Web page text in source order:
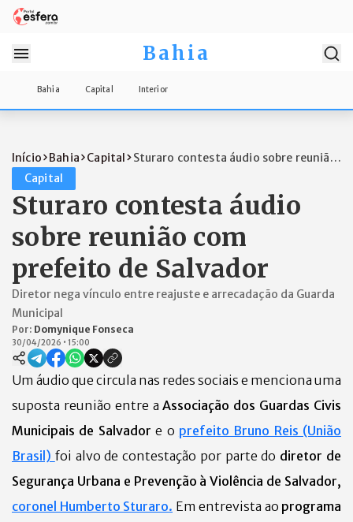
Bahia
Bahia Capital Interior
Início Bahia Capital
Sturaro contesta áudio sobre reunião
Capital
Sturaro contesta áudio
sobre reunião com
prefeito de Salvador
Diretor nega vínculo entre reajuste e arrecadação da Guarda
Municipal
Por: Domynique Fonseca
30/04/2026 • 15:00
Um áudio que circula nas redes sociais e menciona uma
suposta reunião entre aAssociação dos Guardas Civis
Municipais de Salvadore o prefeito Bruno Reis (União
Brasil) foi alvo de contestação por parte do diretor de
Segurança Urbana e Prevenção à Violência de Salvador,
coronel Humberto Sturaro. Em entrevista ao programa